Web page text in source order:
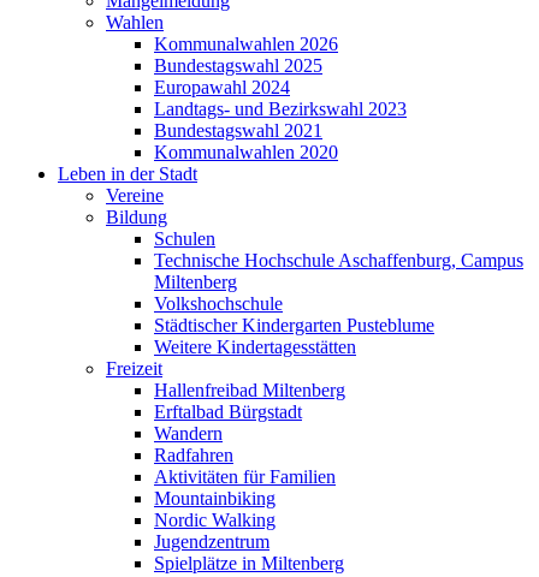
Wahlen
Kommunalwahlen 2026
Bundestagswahl 2025
Europawahl 2024
Landtags- und Bezirkswahl 2023
Bundestagswahl 2021
Kommunalwahlen 2020
Leben in der Stadt
Vereine
Bildung
Schulen
Technische Hochschule Aschaffenburg, Campus
Miltenberg
Volkshochschule
Städtischer Kindergarten Pusteblume
Weitere Kindertagesstätten
Freizeit
Hallenfreibad Miltenberg
Erftalbad Bürgstadt
Wandern
Radfahren
Aktivitäten für Familien
Mountainbiking
Nordic Walking
Jugendzentrum
Spielplätze in Miltenberg